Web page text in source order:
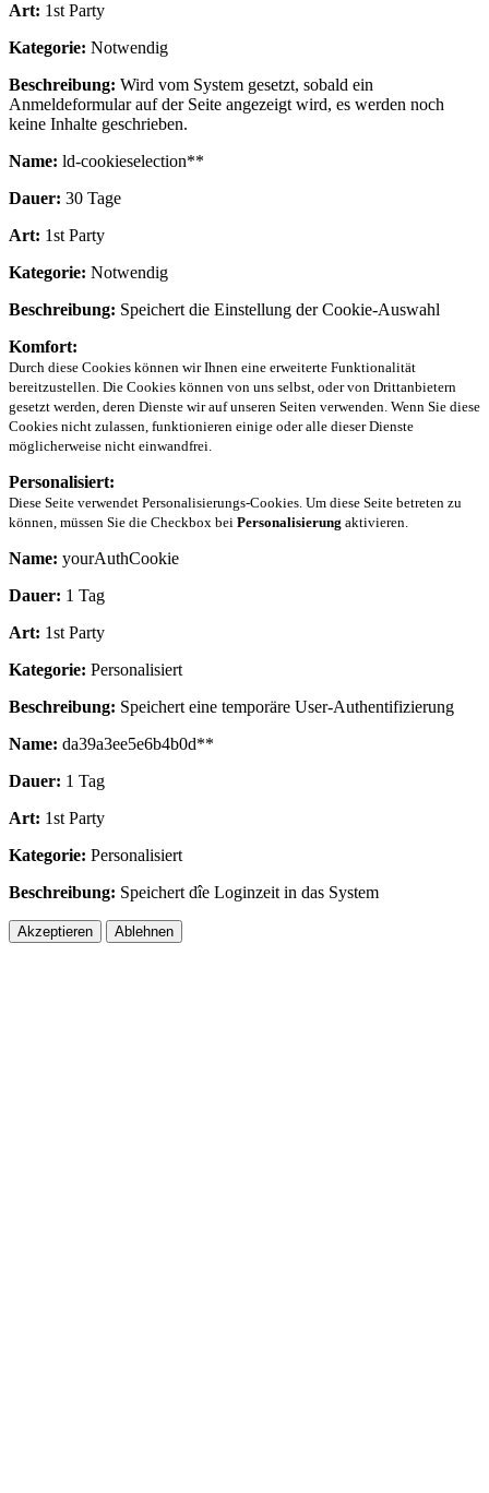
Art: 1st Party
Kategorie: Notwendig
Beschreibung: Wird vom System gesetzt, sobald ein
Anmeldeformular auf der Seite angezeigt wird, es werden noch
keine Inhalte geschrieben.
Name: ld-cookieselection**
Dauer: 30 Tage
Art: 1st Party
Kategorie: Notwendig
Beschreibung: Speichert die Einstellung der Cookie-Auswahl
Komfort:
Durch diese Cookies können wir Ihnen eine erweiterte Funktionalität
bereitzustellen. Die Cookies können von uns selbst, oder von Drittanbietern
gesetzt werden, deren Dienste wir auf unseren Seiten verwenden. Wenn Sie diese
Cookies nicht zulassen, funktionieren einige oder alle dieser Dienste
möglicherweise nicht einwandfrei.
Personalisiert:
Diese Seite verwendet Personalisierungs-Cookies. Um diese Seite betreten zu
können, müssen Sie die Checkbox bei Personalisierung aktivieren.
Name: yourAuthCookie
Dauer: 1 Tag
Art: 1st Party
Kategorie: Personalisiert
Beschreibung: Speichert eine temporäre User-Authentifizierung
Name: da39a3ee5e6b4b0d**
Dauer: 1 Tag
Art: 1st Party
Kategorie: Personalisiert
Beschreibung: Speichert dîe Loginzeit in das System
Akzeptieren Ablehnen